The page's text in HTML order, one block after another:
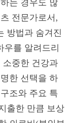
는 경우도 많
전문가로서,
방법과 숨겨진
우를 알려드리
소중한 건강과
한 선택을 하
조와 주요 특
출한 만큼 보상